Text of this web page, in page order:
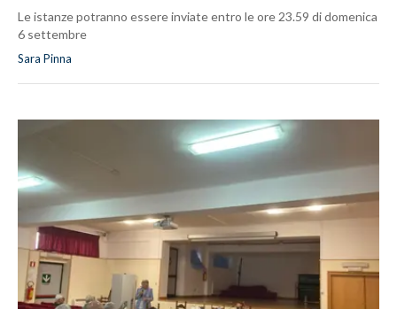
Le istanze potranno essere inviate entro le ore 23.59 di domenica
6 settembre
Sara Pinna